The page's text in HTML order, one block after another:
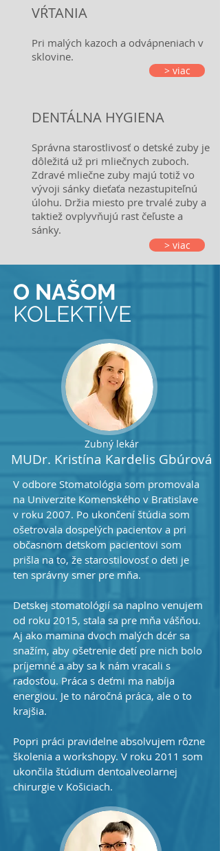
VŔTANIA
Pri malých kazoch a odvápneniach v
sklovine.
> viac
DENTÁLNA HYGIENA
Správna starostlivosť o detské zuby je
dôležitá už pri mliečnych zuboch.
Zdravé mliečne zuby majú totiž vo
vývoji sánky dieťaťa nezastupiteľnú
úlohu. Držia miesto pre trvalé zuby a
taktiež ovplyvňujú rast čeľuste a
sánky.
> viac
O NAŠOM
KOLEKTÍVE
Zubný lekár
MUDr. Kristína Kardelis Gbúrová
V odbore Stomatológia som promovala
na Univerzite Komenského v Bratislave
v roku 2007. Po ukončení štúdia som
ošetrovala dospelých pacientov a pri
občasnom detskom pacientovi som
prišla na to, že starostilovosť o deti je
ten správny smer pre mňa.
Detskej stomatológií sa naplno venujem
od roku 2015, stala sa pre mňa vášňou.
Aj ako mamina dvoch malých dcér sa
snažím, aby ošetrenie detí pre nich bolo
príjemné a aby sa k nám vracali s
radosťou. Práca s deťmi ma nabíja
energiou. Je to náročná práca, ale o to
krajšia.
Popri práci pravidelne absolvujem rôzne
školenia a workshopy. V roku 2011 som
ukončila štúdium dentoalveolarnej
chirurgie v Košiciach.